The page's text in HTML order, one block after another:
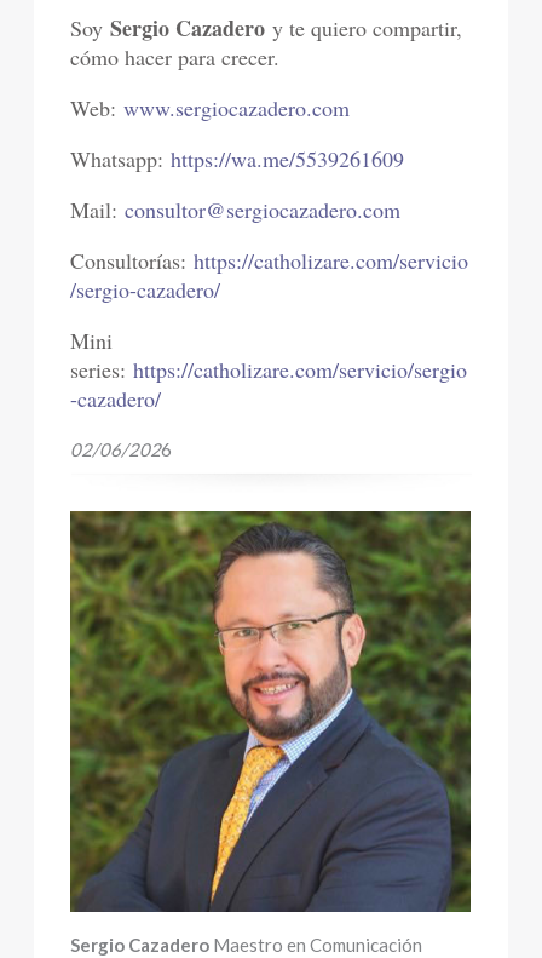
SoySergio Cazadero y te quiero compartir,
cómo hacer para crecer.
Web:www.sergiocazadero.com
Whatsapp:https://wa.me/5539261609
Mail:consultor@sergiocazadero.com
Consultorías:https://catholizare.com/servicio
/sergio-cazadero/
Mini
series:https://catholizare.com/servicio/sergio
-cazadero/
02/06/2026
Sergio Cazadero Maestro en Comunicación